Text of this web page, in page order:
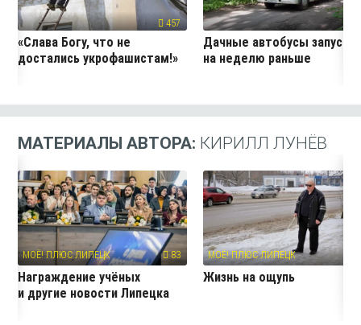
457
«Слава Богу, что не
достались укрофашистам!»
Дачные автобусы
на неделю раньше
МАТЕРИАЛЫ АВТОРА: КИРИЛЛ ЛУНЁВ
МОЁ! ПЛЮС ЛИПЕЦК 83
Награждение учёных
и другие новости Липецка
МОЁ! ПЛЮС ЛИПЕЦК
Жизнь на ощупь